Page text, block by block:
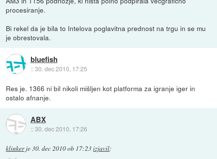
procesiranje.
Bi rekel da je bila to Intelova poglavitna prednost na trgu in se mu
je obrestovala.
bluefish
::30. dec 2010, 17:25
Res je. 1366 ni bil nikoli mišljen kot platforma za igranje iger in
ostalo afnanje.
ABX
::30. dec 2010, 17:26
klinkerje30. dec 2010 ob 17:23izjavil: